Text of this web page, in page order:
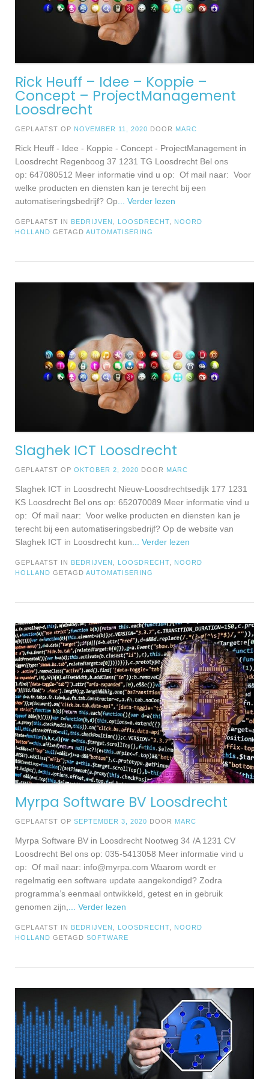
Rick Heuff – Idee – Koppie –
Concept – ProjectManagement
Loosdrecht
GEPLAATST OP NOVEMBER 11, 2020 DOOR MARC
Rick Heuff - Idee - Koppie - Concept - ProjectManagement in
Loosdrecht Regenboog 37 1231 TG Loosdrecht Bel ons
op: 647080512 Meer informatie vind u op: Of mail naar: Voor
welke producten en diensten kan je terecht bij een
automatiseringsbedrijf? Op ... Verder lezen
GEPLAATST IN BEDRIJVEN LOOSDRECHT
NOORD
HOLLAND GETAGD AUTOMATISERING
Slaghek ICT Loosdrecht
GEPLAATST OP OKTOBER 2, 2020 DOOR MARC
Slaghek ICT in Loosdrecht Nieuw-Loosdrechtsedijk 177 1231
KS Loosdrecht Bel ons op: 652070089 Meer informatie vind u
op: Of mail naar: Voor welke producten en diensten kan je
terecht bij een automatiseringsbedrijf? Op de website van
Slaghek ICT in Loosdrecht kun... Verder lezen
GEPLAATST IN BEDRIJVEN LOOSDRECHT
NOORD
HOLLAND GETAGD AUTOMATISERING
Myrpa Software BV Loosdrecht
GEPLAATST OP SEPTEMBER 3, 2020 DOOR MARC
Myrpa Software BV in Loosdrecht Nootweg 34 /A 1231 CV
Loosdrecht Bel ons op: 035-5413058 Meer informatie vind u
op: Of mail naar: info@myrpa.com Waarom wordt er
regelmatig een software update aangekondigd? Zodra
programma’s eenmaal ontwikkeld, getest en in gebruik
genomen zijn,... Verder lezen
GEPLAATST IN BEDRIJVEN , LOOSDRECHT, NOORD
HOLLAND GETAGD SOFTWARE